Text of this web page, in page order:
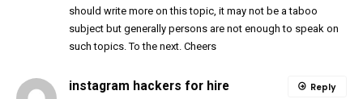
should write more on this topic, it may not be a taboo
subject but generally persons are not enough to speak on
such topics. To the next. Cheers
instagram hackers for hire Reply